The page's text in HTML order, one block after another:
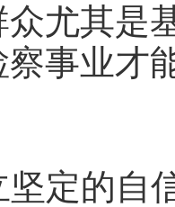
尤其是
事业才
定的自